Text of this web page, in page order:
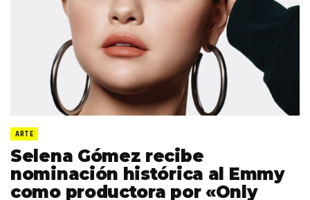
ARTE
Selena Gómez recibe
nominación histórica al Emmy
como productora por «Only